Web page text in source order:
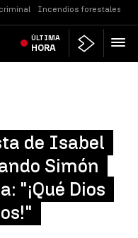
Incendios forestales
ÚLTIMA
HORA
de Isabel
Simón
"¡Qué Dios